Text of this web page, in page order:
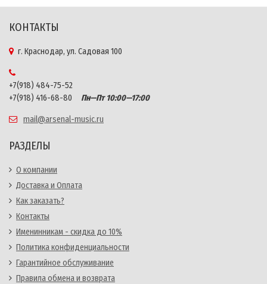
КОНТАКТЫ
г. Краснодар, ул. Садовая 100
+7(918) 484-75-52
+7(918) 416-68-80
Пн—Пт 10:00—17:00
mail@arsenal-music.ru
РАЗДЕЛЫ
О компании
Доставка и Оплата
Как заказать?
Контакты
Именинникам - скидка до 10%
Политика конфиденциальности
Гарантийное обслуживание
Правила обмена и возврата